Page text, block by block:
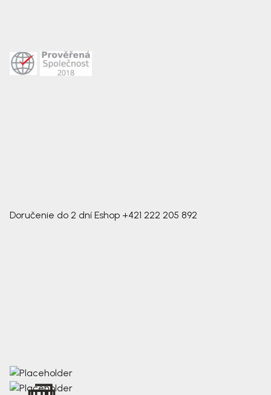
Doručenie do 2 dní Eshop +421 222 205 892